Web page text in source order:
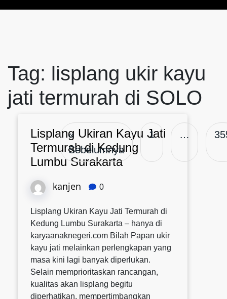
Tag: lisplang ukir kayu
jati termurah di SOLO
Lisplang Ukiran Kayu Jati
Termurah di Kedung
Lumbu Surakarta
kanjen 0
Lisplang Ukiran Kayu Jati Termurah di
Kedung Lumbu Surakarta – hanya di
karyaanaknegeri.com Bilah Papan ukir
kayu jati melainkan perlengkapan yang
masa kini lagi banyak diperlukan.
Selain memprioritaskan rancangan,
kualitas akan lisplang begitu
diperhatikan. mempertimbangkan
«
Sebelumnya
1 …